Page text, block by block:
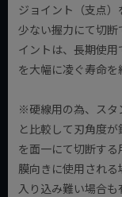
ジョイント（支点
少ない握力にて切
イントは、長期使
を大幅に凌ぐ寿命を
※硬線用の為、スタ
と比較して刃角度
を面一にて切断す
膜向きに使用され
入り込み難い場合も